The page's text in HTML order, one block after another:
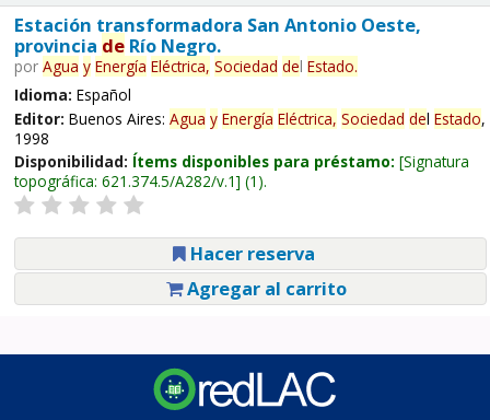
Estación transformadora San Antonio Oeste,
provincia deRío Negro.
por Agua y Energía Eléctrica, Sociedad del Estado.
Idioma: Español
Editor: Buenos Aires: Agua y Energía Eléctrica, Sociedad del Estado,
1998
Disponibilidad: Ítems disponibles para préstamo: Signatura
topográfica: 621.374.5/A282/v.1 (1).
Hacer reserva
Agregar al carrito